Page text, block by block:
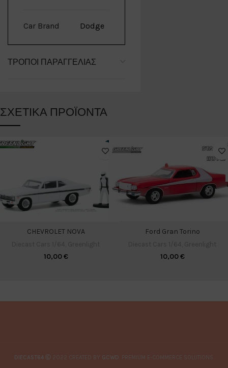
Car Brand Dodge
ΤΡΌΠΟΙ ΠΑΡΑΓΓΕΛΊΑΣ
ΣΧΕΤΙΚΆ ΠΡΟΪΌΝΤΑ
CHEVROLET NOVA
10,00€
Ford Gran Torino
10,00€
DIECAST64 2022 CREATED BY GCWD . PREMIUM E-COMMERCE SOLUTIONS.